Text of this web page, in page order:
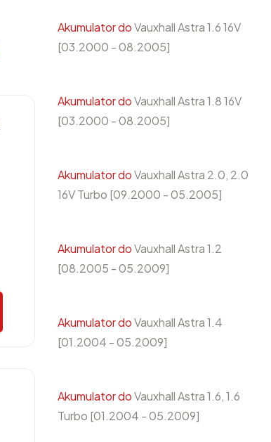
Akumulator doVauxhall Astra 1.6 16V
[03.2000 - 08.2005]
Akumulator doVauxhall Astra 1.8 16V
[03.2000 - 08.2005]
Akumulator doVauxhall Astra 2.0, 2.0
16V Turbo [09.2000 - 05.2005]
Akumulator doVauxhall Astra 1.2
[08.2005 - 05.2009]
Akumulator doVauxhall Astra 1.4
[01.2004 - 05.2009]
Akumulator doVauxhall Astra 1.6, 1.6
Turbo [01.2004 - 05.2009]